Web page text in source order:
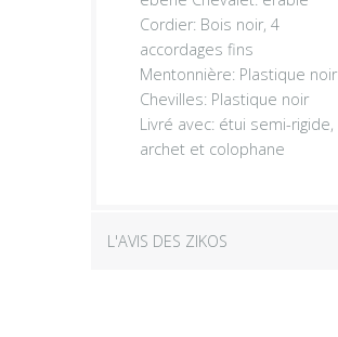
Cordier: Bois noir, 4
accordages fins
Mentonnière: Plastique noir
Chevilles: Plastique noir
Livré avec: étui semi-rigide,
archet et colophane
L'AVIS DES ZIKOS